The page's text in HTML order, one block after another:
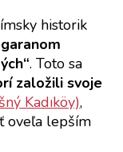
historik
. Toto sa
založili svoje
Kadıköy),
oveľa lepším